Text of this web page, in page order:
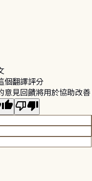
個翻譯評分
意見回饋將用於協助改